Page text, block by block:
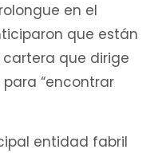
en el
que están
que dirige
para “encontrar
entidad fabril